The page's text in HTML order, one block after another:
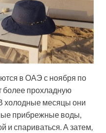
в ОАЭ с ноября по
более прохладную
холодные месяцы они
прибрежные воды,
и спариваться. А затем,